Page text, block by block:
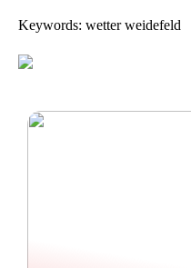
Keywords: wetter weidefeld